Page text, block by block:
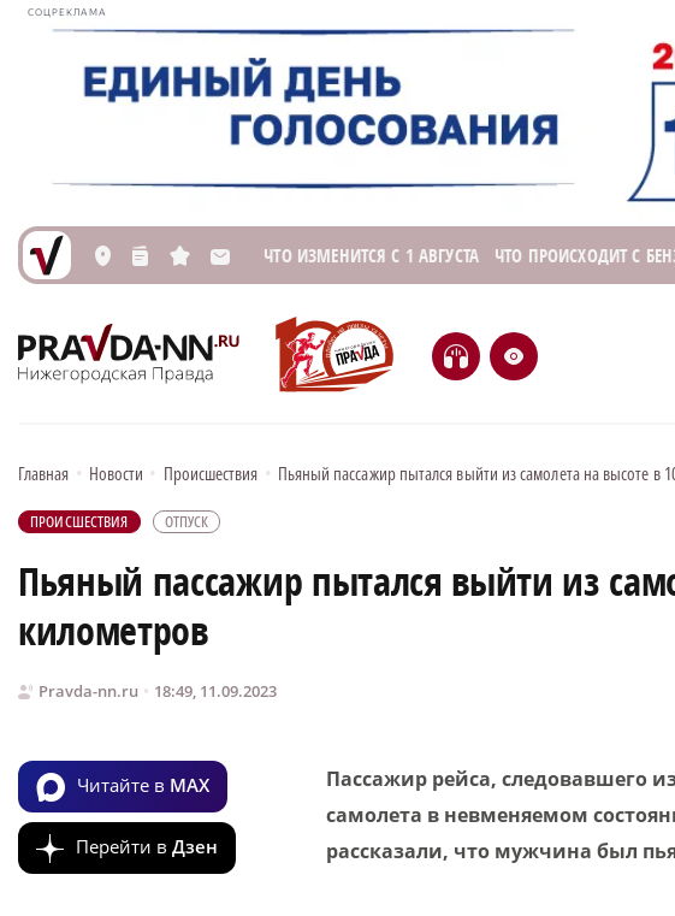
СОЦРЕКЛАМА
L n s M ЧТО ИЗМЕНИТСЯ С 1 АВГУСТА ЧТО ПРОИСХОДИТ С
H e
Главная • Новости • Происшествия • Пьяный пассажир пытался выйти из самолета на высоте в
ПРОИСШЕСТВИЯ ОТПУСК
Пьяный пассажир пытался выйти из
километров
Pravda-nn.ru 18:49, 11.09.2023
Читайте в MAX
Перейти в Дзен
Пассажир рейса, следовавшего
самолета в невменяемом
рассказали, что мужчина был